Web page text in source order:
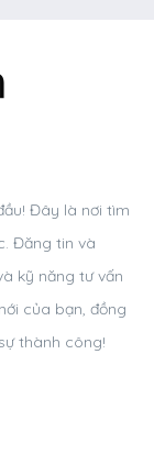
Đây là nơi tìm
Đăng tin và
kỹ năng tư vấn
của bạn, đồng
thành công!